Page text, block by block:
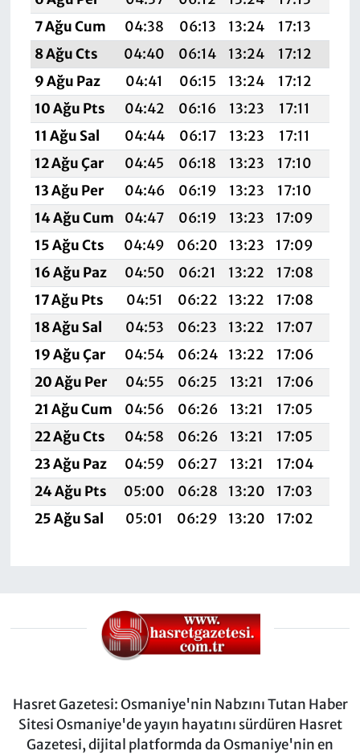
7 Ağu Cum
04:38 06:13 13:24 17:13
8 Ağu Cts
04:40 06:14 13:24 17:12
9 Ağu Paz
04:41 06:15 13:24 17:12
10 Ağu Pts
04:42 06:16 13:23 17:11
11 Ağu Sal
04:44 06:17 13:23 17:11
12 Ağu Çar
04:45 06:18 13:23 17:10
13 Ağu Per
04:46 06:19 13:23 17:10
14 Ağu Cum
04:47 06:19 13:23 17:09
15 Ağu Cts
04:49 06:20 13:23 17:09
16 Ağu Paz
04:50 06:21 13:22 17:08
17 Ağu Pts
04:51 06:22 13:22 17:08
18 Ağu Sal
04:53 06:23 13:22 17:07
19 Ağu Çar
04:54 06:24 13:22 17:06
20 Ağu Per
04:55 06:25 13:21 17:06
21 Ağu Cum
04:56 06:26 13:21 17:05
22 Ağu Cts
04:58 06:26 13:21 17:05
23 Ağu Paz
04:59 06:27 13:21 17:04
24 Ağu Pts
05:00 06:28 13:20 17:03
25 Ağu Sal
05:01 06:29 13:20 17:02
Hasret Gazetesi: Osmaniye'nin Nabzını Tutan Haber
Sitesi Osmaniye'de yayın hayatını sürdüren Hasret
Gazetesi, dijital platformda da Osmaniye'nin en